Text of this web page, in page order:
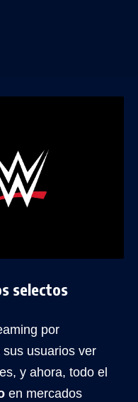
selectos
por
usuarios ver
y ahora, todo el
en mercados